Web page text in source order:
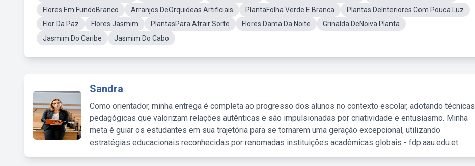
Flores Em FundoBranco
Arranjos DeOrquideas Artificiais PlantaFolha Verde E Branca
Plantas DeInteriores Com Pouca Luz
Flor Da Paz
Flores Jasmim PlantasPara Atrair Sorte Flores Dama Da Noite
Grinalda DeNoiva Planta
Jasmim Do Caribe
Jasmim Do Cabo
Sandra
Como orientador, minha entrega é completa ao progresso dos alunos no contexto escolar, adotando técnicas
pedagógicas que valorizam relações autênticas e são impulsionadas por criatividade e entusiasmo. Minha
meta é guiar os estudantes em sua trajetória para se tornarem uma geração excepcional, utilizando
estratégias educacionais reconhecidas por renomadas instituições acadêmicas globais - fdp.aau.edu.et.